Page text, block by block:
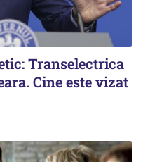
Transelectrica
Cine este vizat